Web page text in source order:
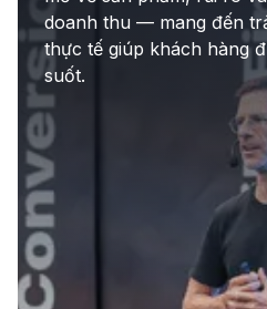
doanh thu — mang đến
thực tế giúp khách hàng
suốt.